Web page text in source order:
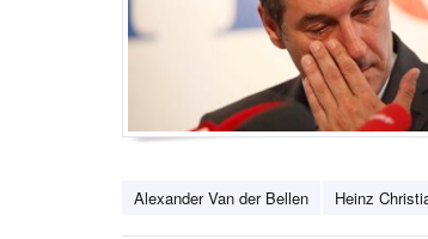
Alexander Van der Bellen Heinz